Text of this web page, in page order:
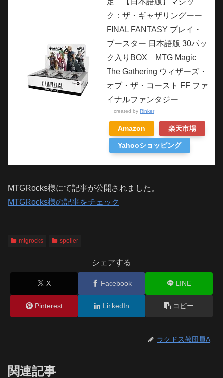
定 【日本語版】マジッ
ク：ザ・ギャザリングーー
FINAL FANTASY プレイ・
ブースター 日本語版 30パッ
ク入りBOX MTG Magic
The Gathering ウィザーズ・
オブ・ザ・コースト FF ファ
イナルファンタジー
created by Rinker
Amazon 楽天市場
Yahooショッピング
MTGRocks様にて記事が公開されました。
MTGRocks様の記事をチェック
mtgrocks spoiler
シェアする
X Facebook LINE
Pinterest LinkedIn コピー
ラクドス教団員A
関連記事